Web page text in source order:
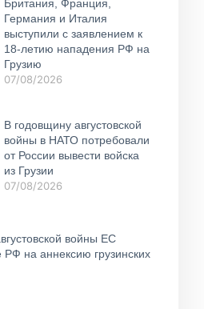
Британия, Франция,
Германия и Италия
выступили с заявлением к
18-летию нападения РФ на
Грузию
07/08/2026
В годовщину августовской
войны в НАТО потребовали
от России вывести войска
из Грузии
07/08/2026
войны ЕС
РФ на аннексию грузинских